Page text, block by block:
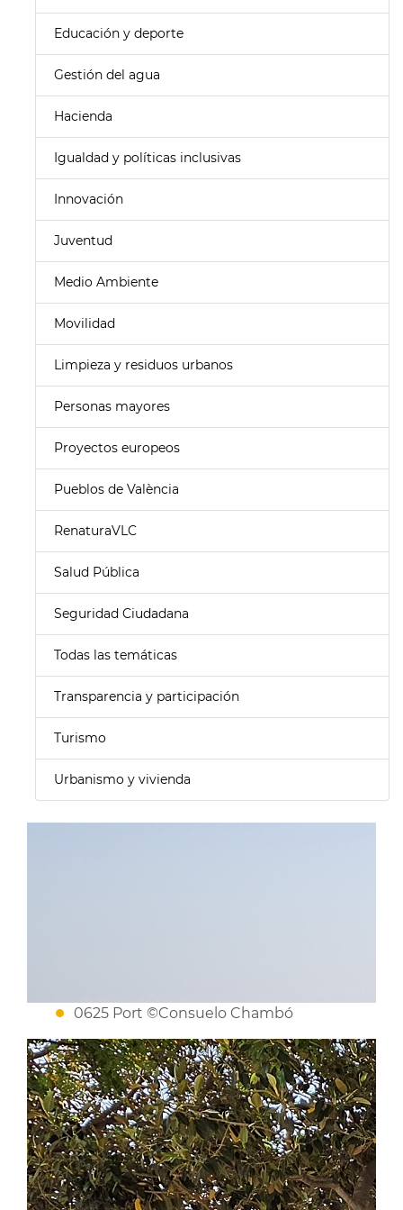
Educación y deporte
Gestión del agua
Hacienda
Igualdad y políticas inclusivas
Innovación
Juventud
Medio Ambiente
Movilidad
Limpieza y residuos urbanos
Personas mayores
Proyectos europeos
Pueblos de València
RenaturaVLC
Salud Pública
Seguridad Ciudadana
Todas las temáticas
Transparencia y participación
Turismo
Urbanismo y vivienda
0625 Port ©Consuelo Chambó